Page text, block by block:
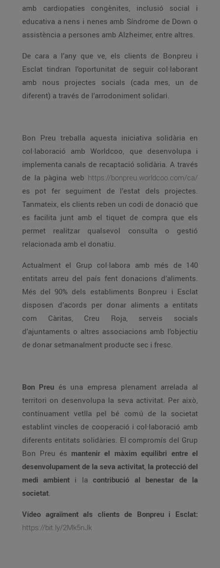
amb cardiopaties congènites, inclusió social i
educativa a nens i nenes amb Síndrome de Down o
assistència a persones amb Alzheimer, entre altres.
De cara a l’any que ve, els clients de Bonpreu i
Esclat tindran l’oportunitat de seguir col·laborant
amb nous projectes socials (cada mes, un de
diferent) a través de l’arrodoniment solidari.
Bon Preu treballa aquesta iniciativa solidària en
col·laboració amb Worldcoo, que desenvolupa i
implementa canals de recaptació solidària. A través
de la pàgina web https://bonpreu.worldcoo.com/ca/
es pot fer seguiment de l’estat dels projectes.
Tanmateix, els clients reben un codi de donació que
es facilita junt amb el tiquet de compra que els
permet realitzar qualsevol consulta o gestió
relacionada amb el donatiu.
Actualment el Grup col·labora amb més de 140
entitats arreu del país fent donacions d’aliments.
Més del 90% dels establiments Bonpreu i Esclat
disposen d’acords per donar aliments a entitats
com Càritas, Creu Roja, serveis socials
d’ajuntaments o altres associacions amb l’objectiu
de donar setmanalment producte sec i fresc.
Bon Preu és una empresa plenament arrelada al
territori on desenvolupa la seva activitat. Per això,
contínuament vetlla pel bé comú de la societat
establint vincles de cooperació i col·laboració amb
diferents entitats solidàries. El compromís del Grup
Bon Preu és mantenir el màxim equilibri entre el
desenvolupament de la seva activitat, la protecció del
medi ambient i la contribució al benestar de la
societat.
Vídeo agraïment als clients de Bonpreu i Esclat:
https://bit.ly/2Mk5nJk